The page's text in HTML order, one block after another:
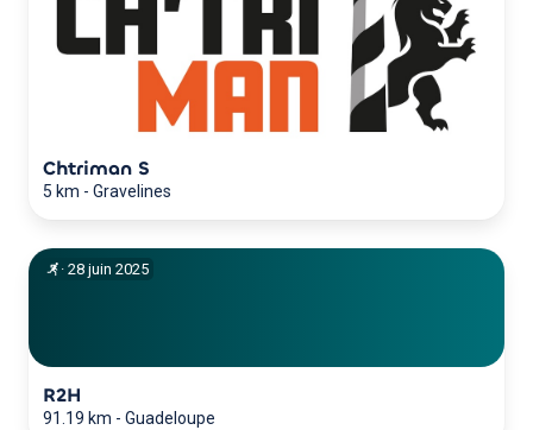
Chtriman S
5 km - Gravelines
· 28 juin 2025
R2H
91.19 km - Guadeloupe